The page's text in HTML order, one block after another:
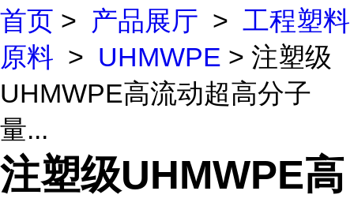
首页 > 产品展厅 > 工程塑料
原料 > UHMWPE > 注塑级
UHMWPE高流动超高分子
量...
注塑级UHMWPE高